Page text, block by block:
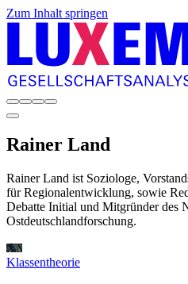
Zum Inhalt springen
Rainer Land
Rainer Land ist Soziologe,
für Regionalentwicklung, sowie
Debatte Initial und Mitgründer des
Ostdeutschlandforschung.
Klassentheorie